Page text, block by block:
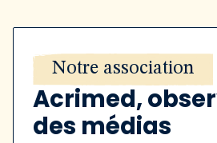
Notre association
Acrimed,
des médias